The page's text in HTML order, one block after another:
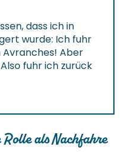
dass ich in
wurde: Ich fuhr
Aber
fuhr ich zurück
Rolle als Nachfahre